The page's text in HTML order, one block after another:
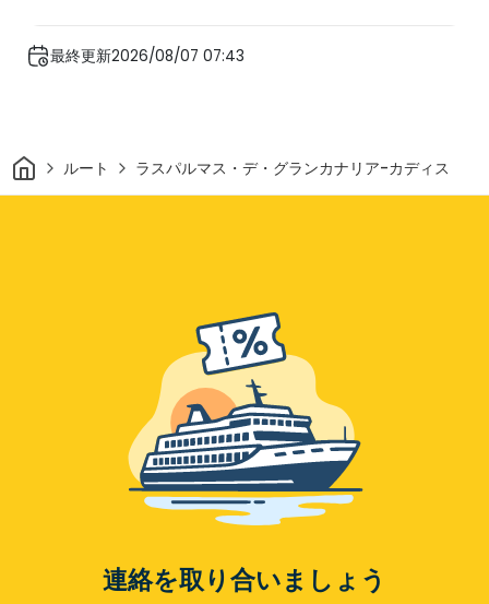
最終更新2026/08/07 07:43
家 ルート ラスパルマス・デ・グランカナリア-カディス
連絡を取り合いましょう